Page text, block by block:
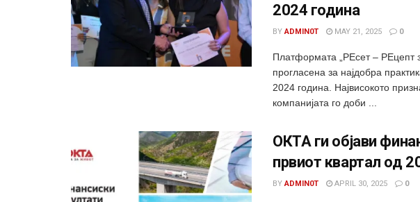
2024 година
BY ADMIN0T MAY 21, 2025 0
Платформата „РЕсет – РЕцепт
прогласена за најдобра
2024 година. Највисокото
компанијата го доби ...
ОКТА ги објави
првиот квартал од
BY ADMIN0T APRIL 30, 2025 0